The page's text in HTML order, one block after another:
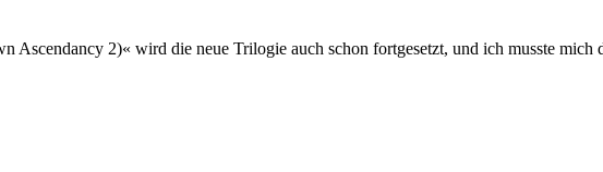
2)« wird die neue Trilogie auch schon fortgesetzt, und ich musste mich